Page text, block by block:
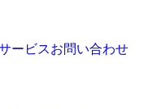
ービスお問い合わせ